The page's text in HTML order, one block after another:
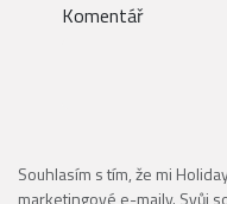
Komentář
Souhlasím s tím, že mi
marketingové e-maily. Svůj